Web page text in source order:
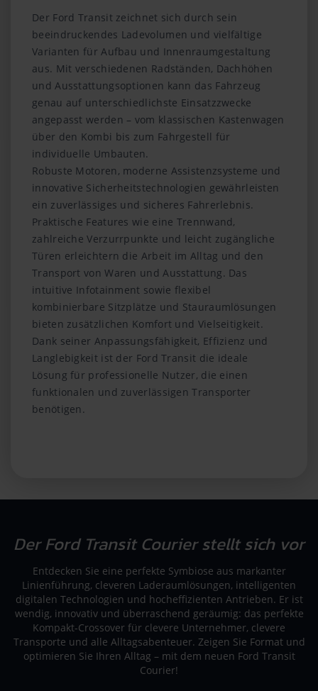
Der Ford Transit zeichnet sich durch sein
beeindruckendes Ladevolumen und vielfältige
Varianten für Aufbau und Innenraumgestaltung
aus. Mit verschiedenen Radständen, Dachhöhen
und Ausstattungsoptionen kann das Fahrzeug
genau auf unterschiedlichste Einsatzzwecke
angepasst werden – vom klassischen Kastenwagen
über den Kombi bis zum Fahrgestell für
individuelle Umbauten.
Robuste Motoren, moderne Assistenzsysteme und
innovative Sicherheitstechnologien gewährleisten
ein zuverlässiges und sicheres Fahrerlebnis.
Praktische Features wie eine Trennwand,
zahlreiche Verzurrpunkte und leicht zugängliche
Türen erleichtern die Arbeit im Alltag und den
Transport von Waren und Ausstattung. Das
intuitive Infotainment sowie flexibel
kombinierbare Sitzplätze und Stauraumlösungen
bieten zusätzlichen Komfort und Vielseitigkeit.
Dank seiner Anpassungsfähigkeit, Effizienz und
Langlebigkeit ist der Ford Transit die ideale
Lösung für professionelle Nutzer, die einen
funktionalen und zuverlässigen Transporter
benötigen.
Der Ford Transit Courier stellt sich vor
Entdecken Sie eine perfekte Symbiose aus markanter
Linienführung, cleveren Laderaumlösungen, intelligenten
digitalen Technologien und hocheffizienten Antrieben. Er ist
wendig, innovativ und überraschend geräumig: das perfekte
Kompakt-Crossover für clevere Unternehmer, clevere
Transporte und alle Alltagsabenteuer. Zeigen Sie Format und
optimieren Sie Ihren Alltag – mit dem neuen Ford Transit
Courier!